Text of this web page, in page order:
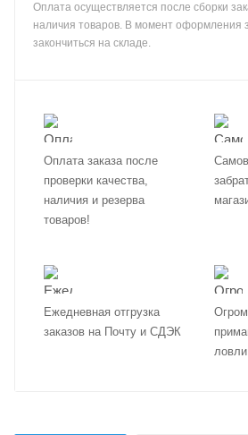
Оплата осуществляется после сборки
наличия товаров. В момент оформления
закончиться на складе.
Оплата заказа после
проверки качества,
наличия и резерва
товаров!
Ежедневная отгрузка
заказов на Почту и СДЭК